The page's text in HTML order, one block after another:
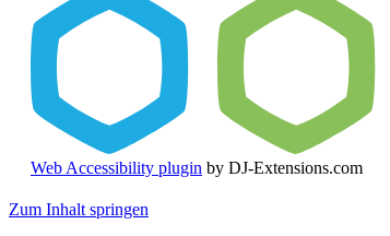
Web Accessibility plugin by DJ-Extensions.com
Zum Inhalt springen